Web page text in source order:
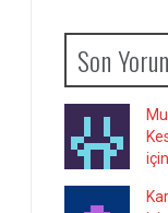
Son